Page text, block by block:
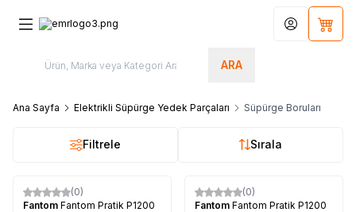
ARA
Hesabım
Ana Sayfa Elektrikli Süpürge Yedek Parçaları Süpürge Boruları
Filtrele Sırala
(0)
Fantom Fantom Pratik P1200
(0)
Fantom Fantom Pratik P1200